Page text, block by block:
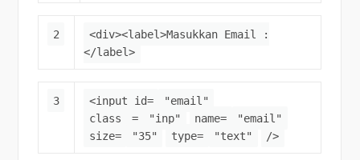
2
<div><label>Masukkan Email :
</label>
3 <input id=
"email"
class
= "inp" name=
"email"
size=
"35" type= "text" />